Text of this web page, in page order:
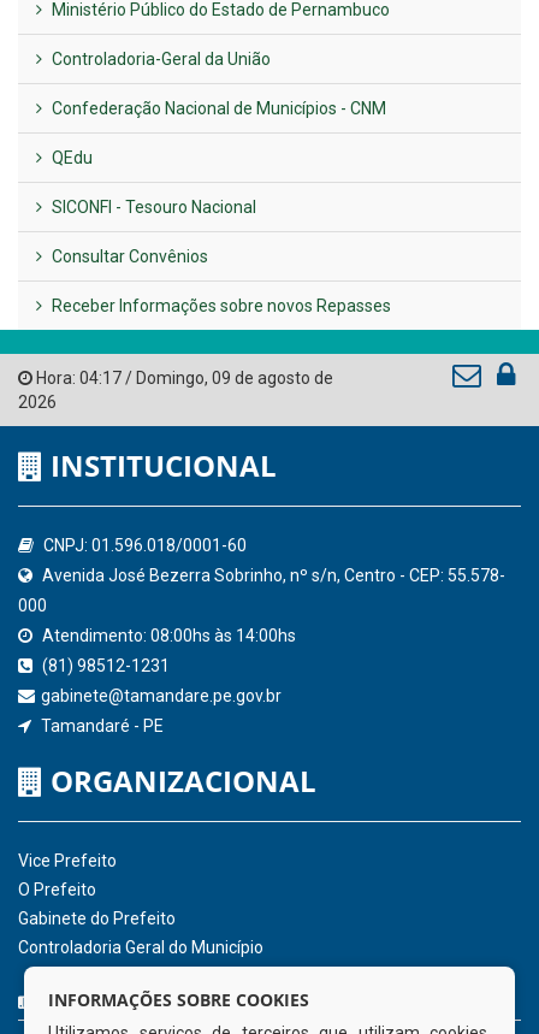
Previous
LINKS ÚTEIS
AMUPE
Governo de Pernambuco
Tribunal de Contas do Estado de Pernambuco
Ministério Público do Estado de Pernambuco
Controladoria-Geral da União
Confederação Nacional de Municípios - CNM
QEdu
Consultar Convênios
Receber Informações sobre novos Repasses
Hora:04:17/ Domingo ,09 de agosto de
2026
INSTITUCIONAL
CNPJ: 01.596.018/0001-60
000
INFORMAÇÕES SOBRE COOKIES